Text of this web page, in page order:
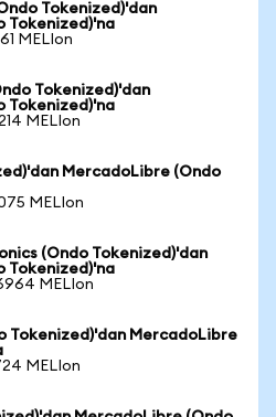
Tokenized)'dan
Tokenized)'na
MELIon
Tokenized)'dan
Tokenized)'na
MELIon
MercadoLibre (Ondo
MELIon
(Ondo Tokenized)'dan
Tokenized)'na
MELIon
Tokenized)'dan MercadoLibre
MELIon